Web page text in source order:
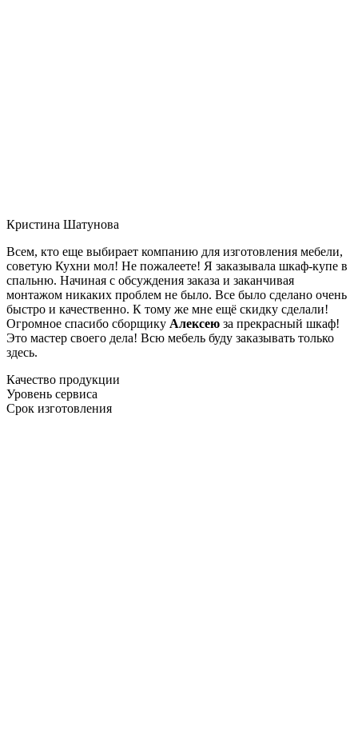
Кристина Шатунова
Всем, кто еще выбирает компанию для изготовления мебели,
советую Кухни мол! Не пожалеете! Я заказывала шкаф-купе в
спальню. Начиная с обсуждения заказа и заканчивая
монтажом никаких проблем не было. Все было сделано очень
быстро и качественно. К тому же мне ещё скидку сделали!
Огромное спасибо сборщику Алексею за прекрасный шкаф!
Это мастер своего дела! Всю мебель буду заказывать только
здесь.
Качество продукции
Уровень сервиса
Срок изготовления